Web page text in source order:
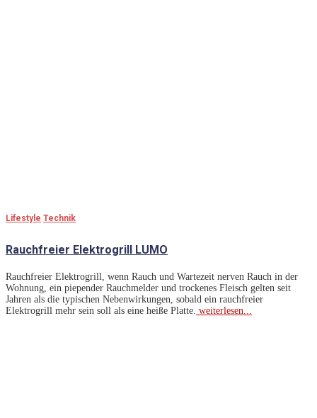
Lifestyle Technik
Rauchfreier Elektrogrill LUMO
Rauchfreier Elektrogrill, wenn Rauch und Wartezeit nerven Rauch in der
Wohnung, ein piepender Rauchmelder und trockenes Fleisch gelten seit
Jahren als die typischen Nebenwirkungen, sobald ein rauchfreier
Elektrogrill mehr sein soll als eine heiße Platte. weiterlesen...